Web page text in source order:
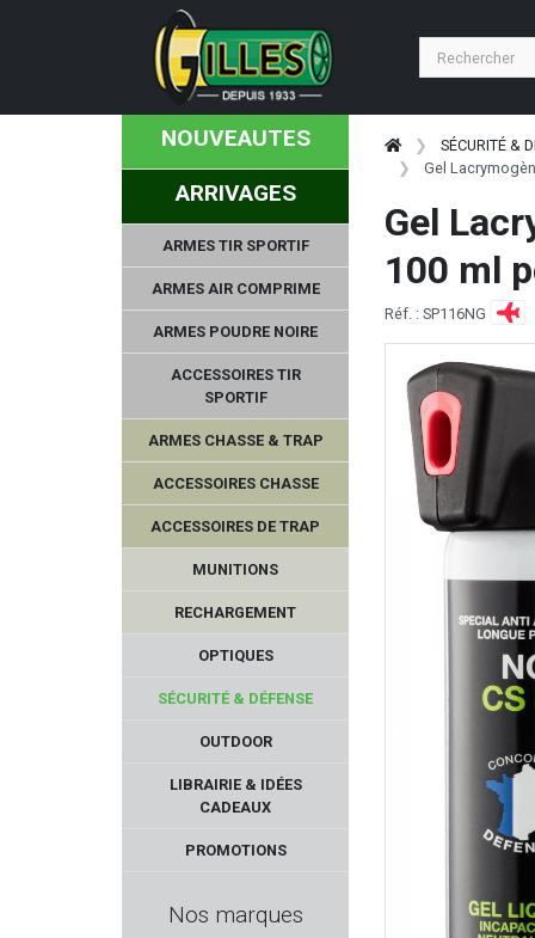
NOUVEAUTES
ARRIVAGES
ARMES TIR SPORTIF
ARMES AIR COMPRIME
ARMES POUDRE NOIRE
ACCESSOIRES TIR
SPORTIF
ARMES CHASSE & TRAP
ACCESSOIRES CHASSE
ACCESSOIRES DE TRAP
MUNITIONS
RECHARGEMENT
OPTIQUES
SÉCURITÉ & DÉFENSE
OUTDOOR
LIBRAIRIE & IDÉES
CADEAUX
PROMOTIONS
Nos marques
SÉCURITÉ &
Gel
Gel
100 ml
Réf. : SP116NG